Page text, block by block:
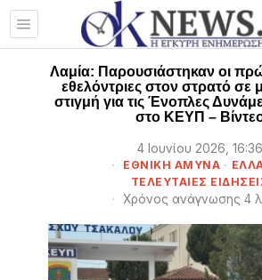
Λαμία: Παρουσιάστηκαν οι
εθελόντριες στον στρατό σε
στιγμή για τις Ένοπλες
στο ΚΕΥΠ –
4 Ιουνίου 2026, 16:36
ΕΘΝΙΚΗ ΑΜΥΝΑ ·
ΤΕΛΕΥΤΑΙΕΣ
Χρόνος ανάγνωσης 4